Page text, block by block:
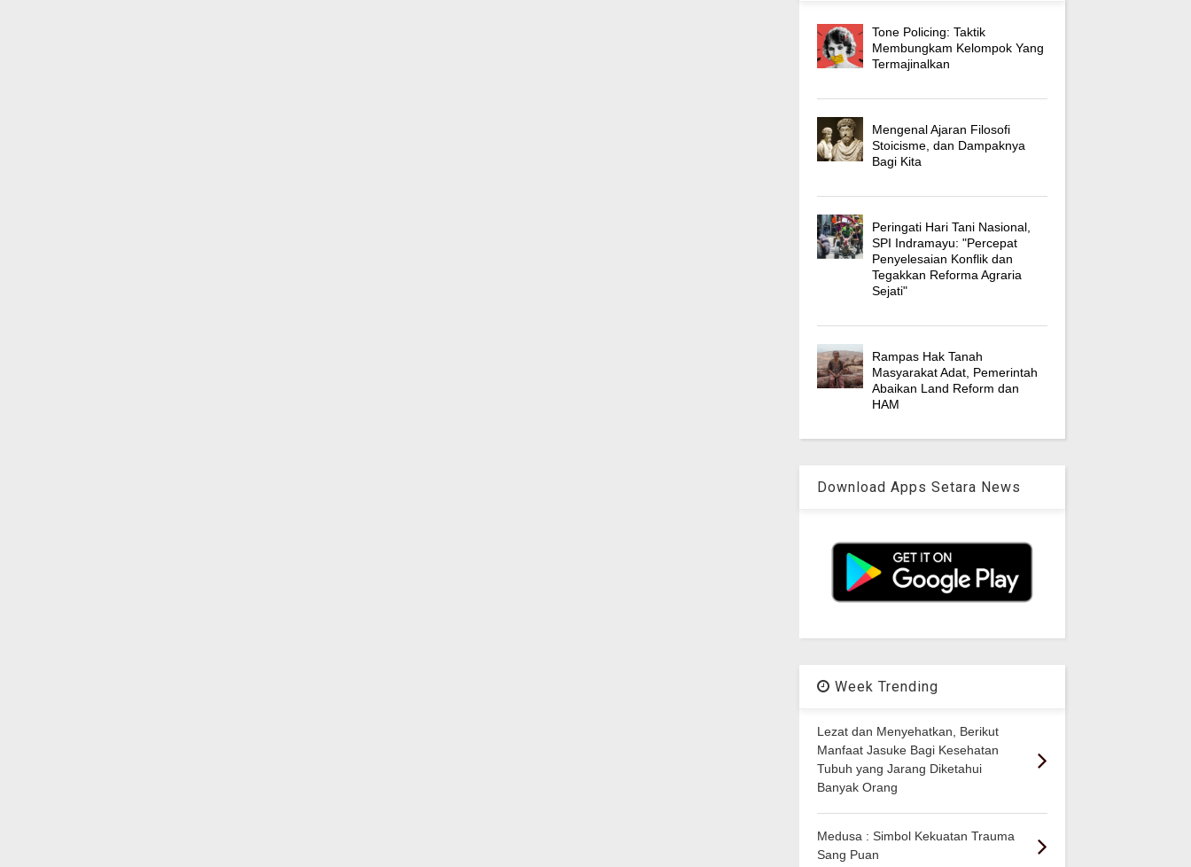
Tone Policing: Taktik
Membungkam Kelompok Yang
Termajinalkan
Mengenal Ajaran Filosofi
Stoicisme, dan Dampaknya
Bagi Kita
Peringati Hari Tani Nasional,
SPI Indramayu: "Percepat
Penyelesaian Konflik dan
Tegakkan Reforma Agraria
Sejati"
Rampas Hak Tanah
Masyarakat Adat, Pemerintah
Abaikan Land Reform dan
HAM
Download Apps Setara News
Week Trending
Lezat dan Menyehatkan, Berikut
Manfaat Jasuke Bagi Kesehatan
Tubuh yang Jarang Diketahui
Banyak Orang
Medusa : Simbol Kekuatan Trauma
Sang Puan